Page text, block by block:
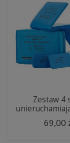
Zestaw 4
69,00